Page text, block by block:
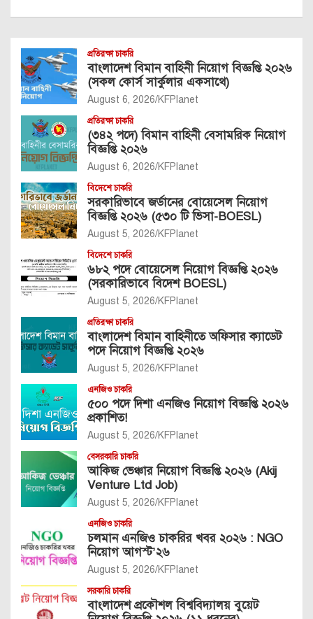
প্রতিরক্ষা চাকরি
বাংলাদেশ বিমান বাহিনী নিয়োগ বিজ্ঞপ্তি ২০২৬
(সকল কোর্স সার্কুলার একসাথে)
August 6, 2026 KFPlanet
প্রতিরক্ষা চাকরি
(৩৪২ পদে) বিমান বাহিনী বেসামরিক নিয়োগ
বিজ্ঞপ্তি ২০২৬
August 6, 2026 KFPlanet
বিদেশে চাকরি
সরকারিভাবে জর্ডানের বোয়েসেল নিয়োগ
বিজ্ঞপ্তি ২০২৬ (৫৩০ টি ভিসা-BOESL)
August 5, 2026 KFPlanet
বিদেশে চাকরি
৬৮২ পদে বোয়েসেল নিয়োগ বিজ্ঞপ্তি ২০২৬
(সরকারিভাবে বিদেশ BOESL)
August 5, 2026 KFPlanet
প্রতিরক্ষা চাকরি
বাংলাদেশ বিমান বাহিনীতে অফিসার ক্যাডেট
পদে নিয়োগ বিজ্ঞপ্তি ২০২৬
August 5, 2026 KFPlanet
এনজিও চাকরি
৫০০ পদে দিশা এনজিও নিয়োগ বিজ্ঞপ্তি ২০২৬
প্রকাশিত!
August 5, 2026 KFPlanet
বেসরকারি চাকরি
আকিজ ভেঞ্চার নিয়োগ বিজ্ঞপ্তি ২০২৬ (Akij
Venture Ltd Job)
August 5, 2026 KFPlanet
এনজিও চাকরি
চলমান এনজিও চাকরির খবর ২০২৬ : NGO
নিয়োগ আগস্ট’২৬
August 5, 2026 KFPlanet
সরকারি চাকরি
বাংলাদেশ প্রকৌশল বিশ্ববিদ্যালয় বুয়েট